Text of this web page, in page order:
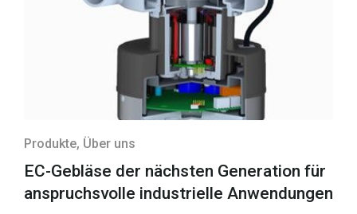
Produkte, Über uns
EC-Gebläse der nächsten Generation für
anspruchsvolle industrielle Anwendungen